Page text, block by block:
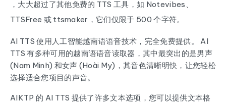
，大大超过了其他免费的 TTS 工具，如 Notevibes、
TTSFree 或 ttsmaker，它们仅限于 500 个字符。
AI TTS 使用人工智能越南语语音技术，完全免费提供。 AI
TTS 有多种可用的越南语语音读取器，其中最突出的是男声
(Nam Minh) 和女声 (Hoài My)，其音色清晰明快，让您轻松
选择适合您项目的声音。
AIKTP 的 AI TTS 提供了许多文本选项，您可以提供文本格